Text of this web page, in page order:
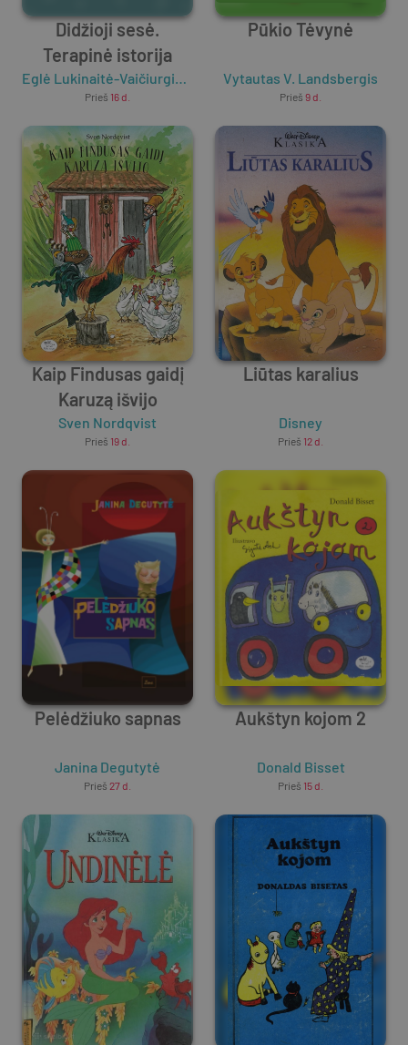
Didžioji sesė.
Terapinė istorija
Eglė Lukinaitė-Vaičiurgienė
Prieš 16 d.
Pūkio Tėvynė
Vytautas V. Landsbergis
Prieš 9 d.
Kaip Findusas gaidį
Karuzą išvijo
Sven Nordqvist
Prieš 19 d.
Liūtas karalius
Disney
Prieš 12 d.
Pelėdžiuko sapnas
Janina Degutytė
Prieš 27 d.
Aukštyn kojom 2
Donald Bisset
Prieš 15 d.